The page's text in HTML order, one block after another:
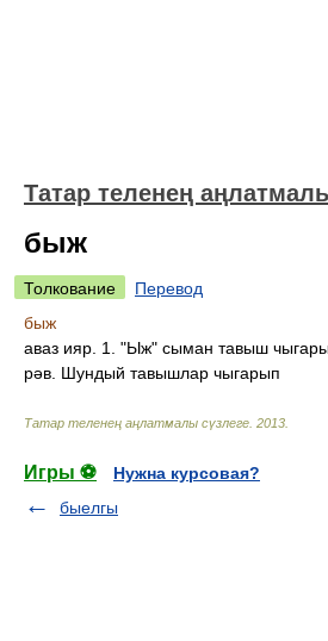
Татар теленең
быж
Толкование
Перевод
быж
аваз ияр. 1. "Ыж" сыман тавыш
рәв. Шундый тавышлар чыгарып
Татар теленең аңлатмалы сүзлеге 2013
Игры ⚽
Нужна курсовая?
быелгы